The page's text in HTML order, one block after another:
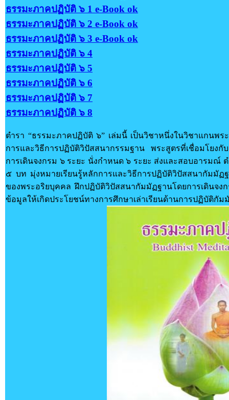
ธรรมะภาคปฏิบัติ ๖ 1 e-Book ok
ธรรมะภาคปฏิบัติ ๖ 2 e-Book ok
ธรรมะภาคปฏิบัติ ๖ 3 e-Book ok
ธรรมะภาคปฏิบัติ ๖ 4
ธรรมะภาคปฏิบัติ ๖ 5
ธรรมะภาคปฏิบัติ ๖ 6
ธรรมะภาคปฏิบัติ ๖ 7
ธรรมะภาคปฏิบัติ ๖ 8
ตำรา “ธรรมะภาคปฏิบัติ ๖” เล่มนี้ เป็นวิชาหนึ่งในวิชาแกน
การและวิธีการปฏิบัติวิปัสสนากรรมฐาน พระสูตรที่เชื่อมโยง
การเดินจงกรม ๖ ระยะ นั่งกำหนด ๖ ระยะ ส่งและสอบอารมณ์
๕ บท มุ่งหมายเรียนรู้หลักการและวิธีการปฏิบัติวิปัสสนากัมมั
ของพระอริยบุคคล ฝึกปฏิบัติวิปัสสนากัมมัฏฐานโดยการเดินจ
ข้อมูลให้เกิดประโยชน์ทางการศึกษาเล่าเรียนด้านการปฏิบัติกั